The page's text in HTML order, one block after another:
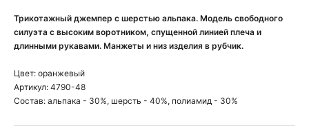
Трикотажный джемпер с шерстью альпака. Модель свободного
силуэта с высоким воротником, спущенной линией плеча и
длинными рукавами. Манжеты и низ изделия в рубчик.
Цвет: оранжевый
Артикул: 4790-48
Состав: альпака - 30%, шерсть - 40%, полиамид - 30%